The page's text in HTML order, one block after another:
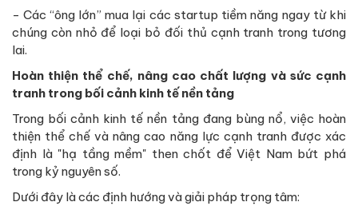
- Các “ông lớn” mua lại các startup tiềm năng ngay từ khi
chúng còn nhỏ để loại bỏ đối thủ cạnh tranh trong tương
lai.
Hoàn thiện thể chế, nâng cao chất lượng và sức cạnh
tranh trong bối cảnh kinh tế nền tảng
Trong bối cảnh kinh tế nền tảng đang bùng nổ, việc hoàn
thiện thể chế và nâng cao năng lực cạnh tranh được xác
định là "hạ tầng mềm" then chốt để Việt Nam bứt phá
trong kỷ nguyên số.
Dưới đây là các định hướng và giải pháp trọng tâm: